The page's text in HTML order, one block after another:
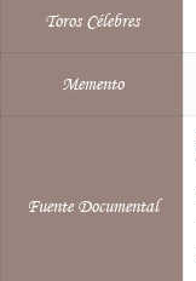
Toros Célebres
Memento
Fuente Documental